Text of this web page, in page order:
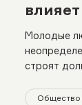
Молодые
строят
Общество